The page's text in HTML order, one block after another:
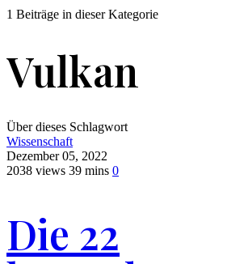
1 Beiträge in dieser Kategorie
Vulkan
Über dieses Schlagwort
Wissenschaft
Dezember 05, 2022
2038 views 39 mins 0
Die 22